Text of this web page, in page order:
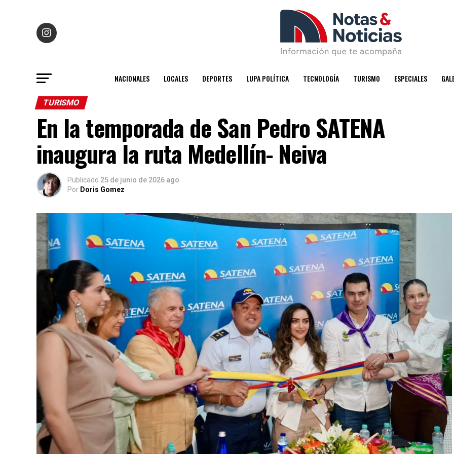
NACIONALES LOCALES DEPORTES LUPA POLÍTICA TECNOLOGÍA TURISMO ESPECIALES
TURISMO
En la temporada de San Pedro SATENA
inaugura la ruta Medellín- Neiva
Publicado 25 de junio de 2026 ago
Por Doris Gomez